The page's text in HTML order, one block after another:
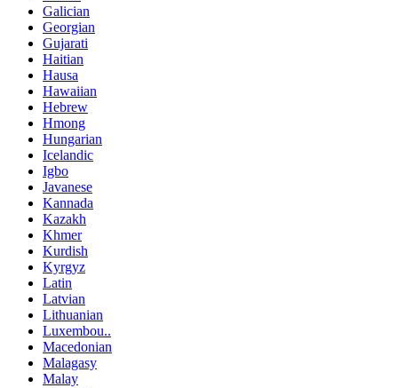
Galician
Georgian
Gujarati
Haitian
Hausa
Hawaiian
Hebrew
Hmong
Hungarian
Icelandic
Igbo
Javanese
Kannada
Kazakh
Khmer
Kurdish
Kyrgyz
Latin
Latvian
Lithuanian
Luxembou..
Macedonian
Malagasy
Malay